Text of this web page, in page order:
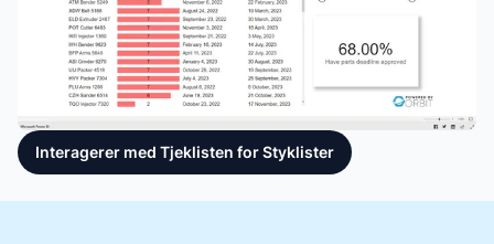
Interagerer med Tjeklisten for Styklister